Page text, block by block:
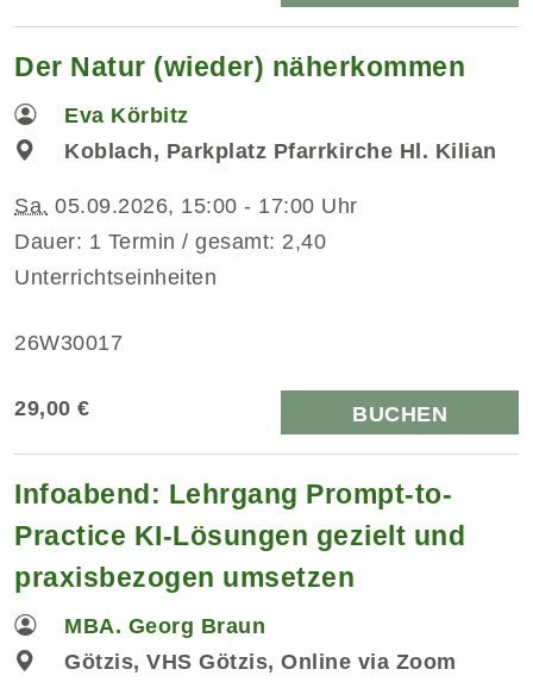
Der Natur (wieder) näherkommen
Eva Körbitz
Koblach, Parkplatz Pfarrkirche Hl. Kilian
Sa. 05.09.2026, 15:00 - 17:00 Uhr
Dauer: 1 Termin / gesamt: 2,40
Unterrichtseinheiten
26W30017
29,00 € BUCHEN
Infoabend: Lehrgang Prompt-to-
Practice KI-Lösungen gezielt und
praxisbezogen umsetzen
MBA. Georg Braun
Götzis, VHS Götzis, Online via Zoom